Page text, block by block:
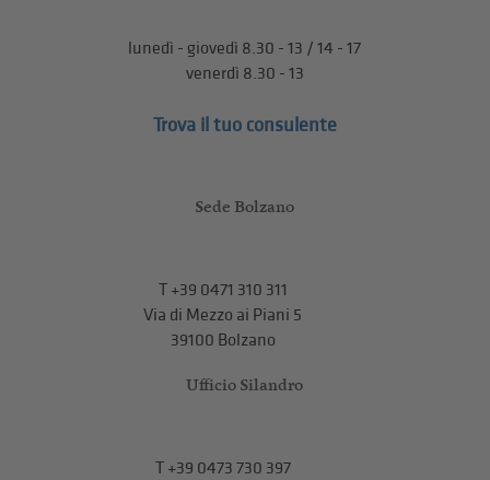
lunedì - giovedì 8.30 - 13 / 14 - 17
venerdì 8.30 - 13
Trova il tuo consulente
Sede Bolzano
T+39 0471 310 311
Via di Mezzo ai Piani 5
39100 Bolzano
Ufficio Silandro
T+39 0473 730 397